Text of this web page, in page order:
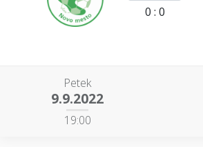
0 : 0
Petek
9.9.2022
19:00